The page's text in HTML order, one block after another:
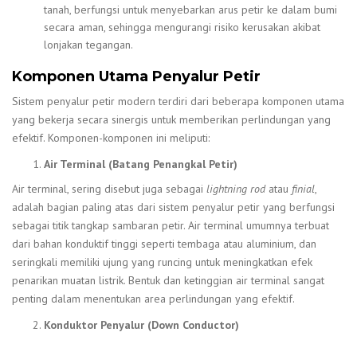
tanah, berfungsi untuk menyebarkan arus petir ke dalam bumi
secara aman, sehingga mengurangi risiko kerusakan akibat
lonjakan tegangan.
Komponen Utama Penyalur Petir
Sistem penyalur petir modern terdiri dari beberapa komponen utama
yang bekerja secara sinergis untuk memberikan perlindungan yang
efektif. Komponen-komponen ini meliputi:
Air Terminal (Batang Penangkal Petir)
Air terminal, sering disebut juga sebagai lightning rodatau finial,
adalah bagian paling atas dari sistem penyalur petir yang berfungsi
sebagai titik tangkap sambaran petir. Air terminal umumnya terbuat
dari bahan konduktif tinggi seperti tembaga atau aluminium, dan
seringkali memiliki ujung yang runcing untuk meningkatkan efek
penarikan muatan listrik. Bentuk dan ketinggian air terminal sangat
penting dalam menentukan area perlindungan yang efektif.
Konduktor Penyalur (Down Conductor)